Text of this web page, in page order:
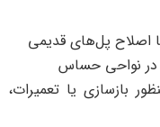
اصلاح پل‌های قدیمی
در نواحی حساس
بازسازی یا تعمیرات،